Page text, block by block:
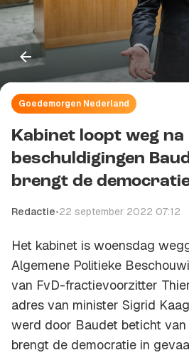
Goedemorgen Nederland
Kabinet loopt weg na
beschuldigingen
brengt de
Redactie•22 september 2022 07:12
Het kabinet is woensdag
Algemene Politieke
van FvD-fractievoorzitter
adres van minister Sigrid
werd door Baudet beticht van
brengt de democratie in